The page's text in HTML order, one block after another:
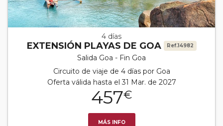
4 días
EXTENSIÓN PLAYAS DE GOA Ref.14982
Salida Goa - Fin Goa
Circuito de viaje de 4 días por Goa
Oferta válida hasta el 31 Mar. de 2027
457€
MÁS INFO